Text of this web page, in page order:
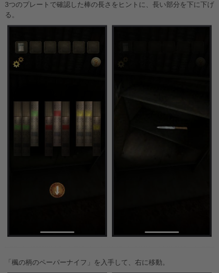
3つのプレートで確認した棒の長さをヒントに、長い部分を下に下げ
る。
「楓の柄のペーパーナイフ」を入手して、右に移動。